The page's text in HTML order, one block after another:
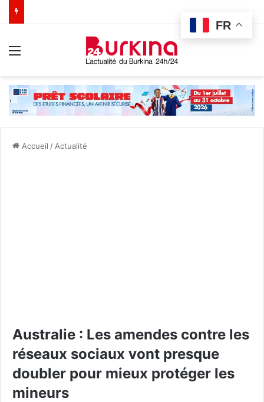
Accueil / Actualité
Australie : Les amendes contre les
réseaux sociaux vont presque
doubler pour mieux protéger les
mineurs
FR